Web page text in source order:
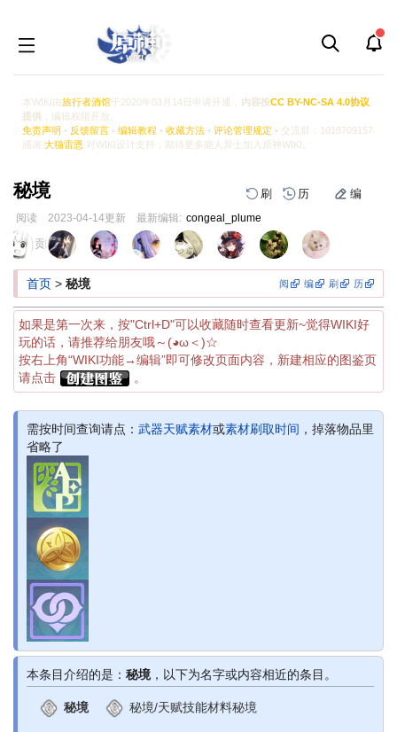
本WIKI由旅行者酒馆于2020年03月14日申请开通， 内容按CC BY-NC-SA 4.0协议
提供 ，编辑权限开放。
免责声明 • 反馈留言 • 编辑教程 • 收藏方法 • 评论管理规定 • 交流群：1018709157
感谢 大猫雷恩 对WIKI设计支持，期待更多能人异士加入原神WIKI。
秘境 刷 历 编
阅读 2023-04-14更新 最新编辑: congeal_plume
跳
到
导
跳
到
搜
页面贡献者 :
阅 编 刷 历
首页 > 秘境
如果是第一次来，按"Ctrl+D"可以收藏随时查看更新~觉得WIKI好
玩的话，请推荐给朋友哦～(◕ω＜)☆
按右上角“WIKI功能→编辑”即可修改页面内容，新建相应的图鉴页
请点击
。
需按时间查询请点： 武器天赋素材或素材刷取时间 ，掉落物品里
省略了
本条目介绍的是： 秘境，以下为名字或内容相近的条目。
秘境 秘境/天赋技能材料秘境